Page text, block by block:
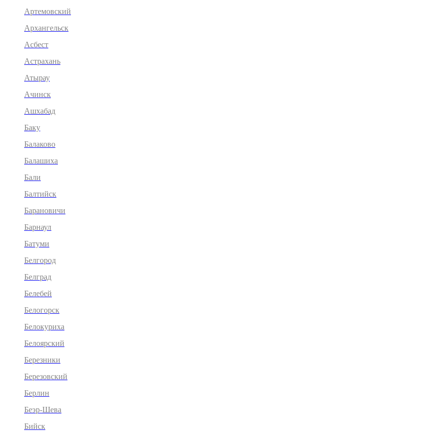
Артемовский
Архангельск
Асбест
Астрахань
Атырау
Ачинск
Ашхабад
Баку
Балаково
Балашиха
Бали
Балтийск
Барановичи
Барнаул
Батуми
Белгород
Белград
Белебей
Белогорск
Белокуриха
Белоярский
Березники
Березовский
Берлин
Беэр-Шева
Бийск